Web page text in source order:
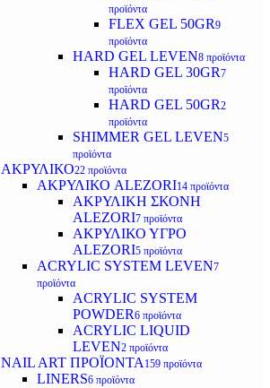
προϊόντα
FLEX GEL 50GR9
προϊόντα
HARD GEL LEVEN8 προϊόντα
HARD GEL 30GR7
προϊόντα
HARD GEL 50GR2
προϊόντα
SHIMMER GEL LEVEN5
προϊόντα
ΑΚΡΥΛΙΚΟ22 προϊόντα
ΑΚΡΥΛΙΚΟ ALEZORI14 προϊόντα
ΑΚΡΥΛΙΚΗ ΣΚΟΝΗ
ALEZORI7 προϊόντα
ΑΚΡΥΛΙΚΟ ΥΓΡΟ
ALEZORI5 προϊόντα
ACRYLIC SYSTEM LEVEN7
προϊόντα
ACRYLIC SYSTEM
POWDER6 προϊόντα
ACRYLIC LIQUID
LEVEN2 προϊόντα
NAIL ART ΠΡΟΪΟΝΤΑ 159 προϊόντα
LINERS6 προϊόντα